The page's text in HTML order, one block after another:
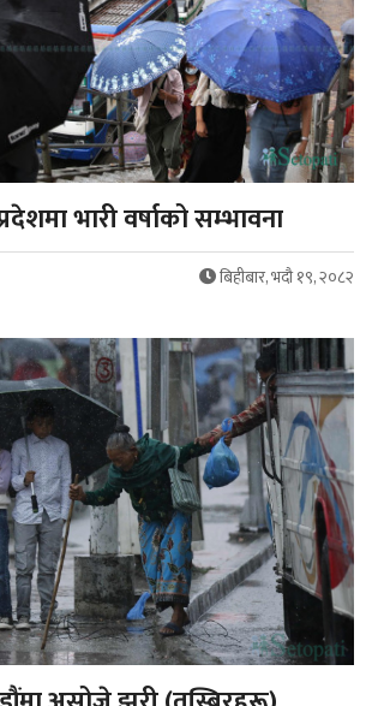
भारी वर्षाको सम्भावना
बिहीबार, भदौ १९, २०८२